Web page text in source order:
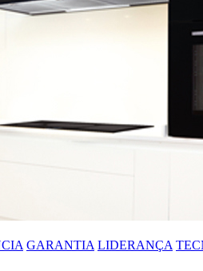
GARANTIA LIDERANÇA